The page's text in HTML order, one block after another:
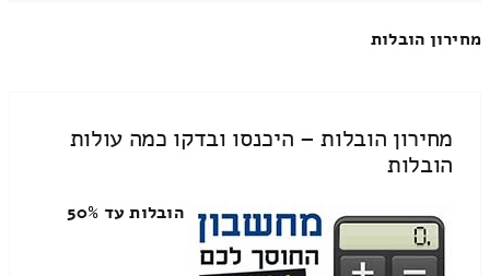
מחירון הובלות
מחירון הובלות – היכנסו ובדקו כמה עולות
הובלות
הובלות עד 50%